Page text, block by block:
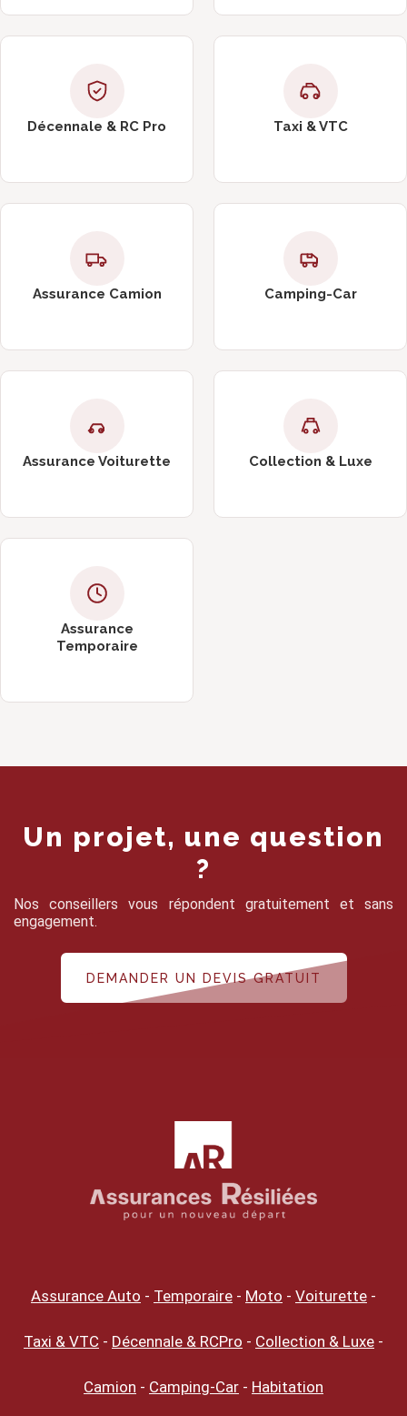
Décennale & RC Pro Taxi & VTC
Assurance Camion Camping-Car
Assurance Voiturette Collection & Luxe
Assurance
Temporaire
Un projet, une question
?
Nos conseillers vous répondent gratuitement et sans
engagement.
DEMANDER UN DEVIS GRATUIT
Assurance Auto - Temporaire - Moto - Voiturette -
Taxi & VTC - Décennale & RCPro - Collection & Luxe -
Camion - Camping-Car - Habitation